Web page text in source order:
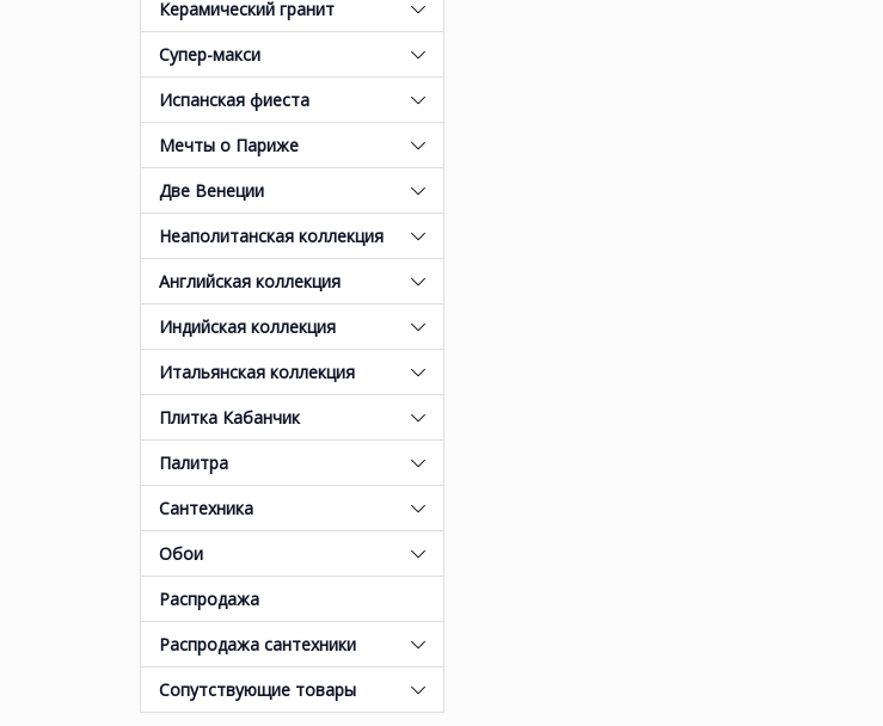
Керамический гранит
Супер-макси
Испанская фиеста
Мечты о Париже
Две Венеции
Неаполитанская коллекция
Английская коллекция
Индийская коллекция
Итальянская коллекция
Плитка Кабанчик
Палитра
Сантехника
Обои
Распродажа
Распродажа сантехники
Сопутствующие товары